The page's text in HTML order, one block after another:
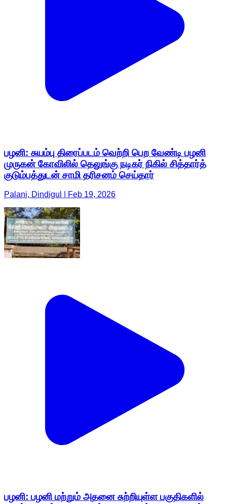
பழனி: சுயம்பு திரைப்படம் வெற்றி பெற வேண்டி பழனி
முருகன் கோவிலில் தெலுங்கு நடிகர் நிகில் சித்தார்த்
குடும்பத்துடன் சாமி தரிசனம் செய்தார்
Palani, Dindigul | Feb 19, 2026
பழனி: பழனி மற்றும் அதனை சுற்றியுள்ள பகுதிகளில்